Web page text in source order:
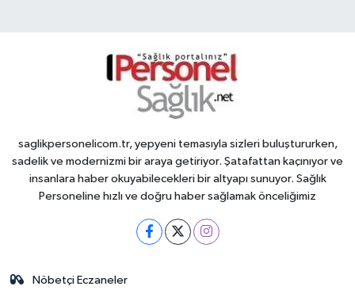
saglikpersonelicom.tr, yepyeni temasıyla sizleri buluştururken,
sadelik ve modernizmi bir araya getiriyor. Şatafattan kaçınıyor ve
insanlara haber okuyabilecekleri bir altyapı sunuyor. Sağlık
Personeline hızlı ve doğru haber sağlamak önceliğimiz
Nöbetçi Eczaneler